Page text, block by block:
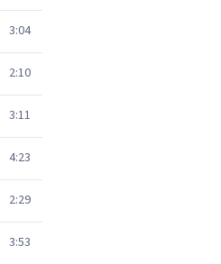
3:04
2:10
3:11
4:23
2:29
3:53